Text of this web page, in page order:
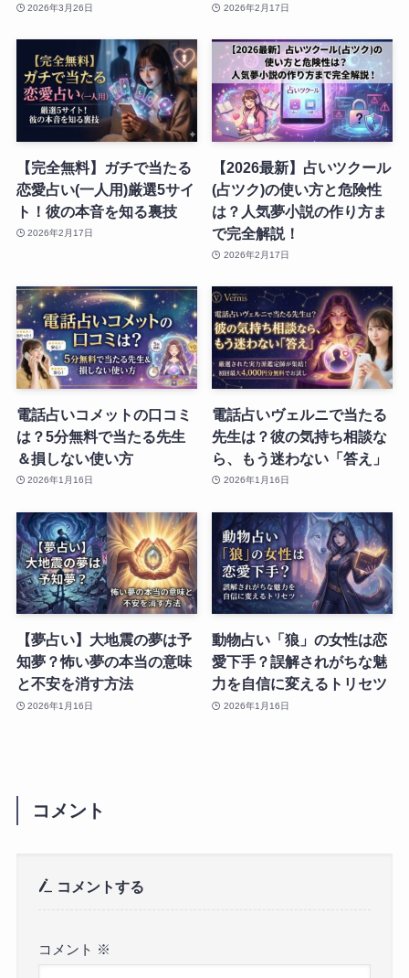
2026年3月26日 2026年2月17日
【完全無料】ガチで当たる
恋愛占い(一人用)厳選5サイ
ト！彼の本音を知る裏技
2026年2月17日
【2026最新】占いツクール
(占ツク)の使い方と危険性
は？人気夢小説の作り方ま
で完全解説！
2026年2月17日
電話占いコメットの口コミ
は？5分無料で当たる先生
＆損しない使い方
2026年1月16日
電話占いヴェルニで当たる
先生は？彼の気持ち相談な
ら、もう迷わない「答え」
2026年1月16日
【夢占い】大地震の夢は予
知夢？怖い夢の本当の意味
と不安を消す方法
2026年1月16日
動物占い「狼」の女性は恋
愛下手？誤解されがちな魅
力を自信に変えるトリセツ
2026年1月16日
コメント
コメントする
コメント ※